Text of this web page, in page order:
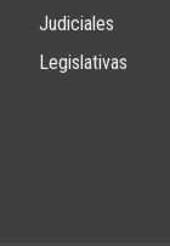
Judiciales
Legislativas